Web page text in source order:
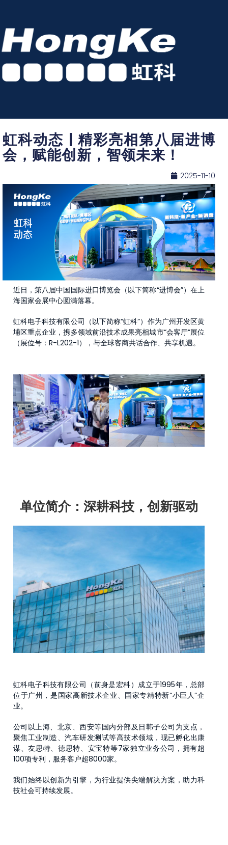
虹科动态 | 精彩亮相第八届进博
会，赋能创新，智领未来！​
2025-11-10
近日，第八届中国国际进口博览会（以下简称“进博会”）在上
海国家会展中心圆满落幕。
虹科电子科技有限公司（以下简称“虹科”）作为广州开发区黄
埔区重点企业，携多领域前沿技术成果亮相城市“会客厅”展位
（展位号：R-L202-1），与全球客商共话合作、共享机遇。
单位简介：深耕科技，创新驱动
虹科电子科技有限公司（前身是宏科）成立于1995年，总部
位于广州，是国家高新技术企业、国家专精特新“小巨人”企
业。
公司以上海、北京、西安等国内分部及日韩子公司为支点，
聚焦工业制造、汽车研发测试等高技术领域，现已孵化出康
谋、友思特、德思特、安宝特等7家独立业务公司，拥有超
100项专利，服务客户超8000家。
我们始终以创新为引擎，为行业提供尖端解决方案，助力科
技社会可持续发展。